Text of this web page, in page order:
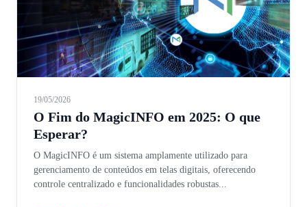
19/05/2026
O Fim do MagicINFO em 2025: O que
Esperar?
O MagicINFO é um sistema amplamente utilizado para
gerenciamento de conteúdos em telas digitais, oferecendo
controle centralizado e funcionalidades robustas...